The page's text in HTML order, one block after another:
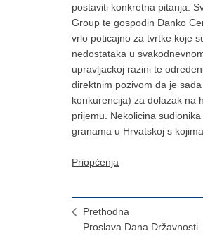
postaviti konkretna pitanja.
Group te gospodin Danko
vrlo poticajno za tvrtke koje
nedostataka u
upravljackoj razini te
direktnim pozivom da je
konkurencija) za dolazak na
prijemu. Nekolicina
granama u Hrvatskoj s
Priopćenja
Prethodna
Proslava Dana Državnosti